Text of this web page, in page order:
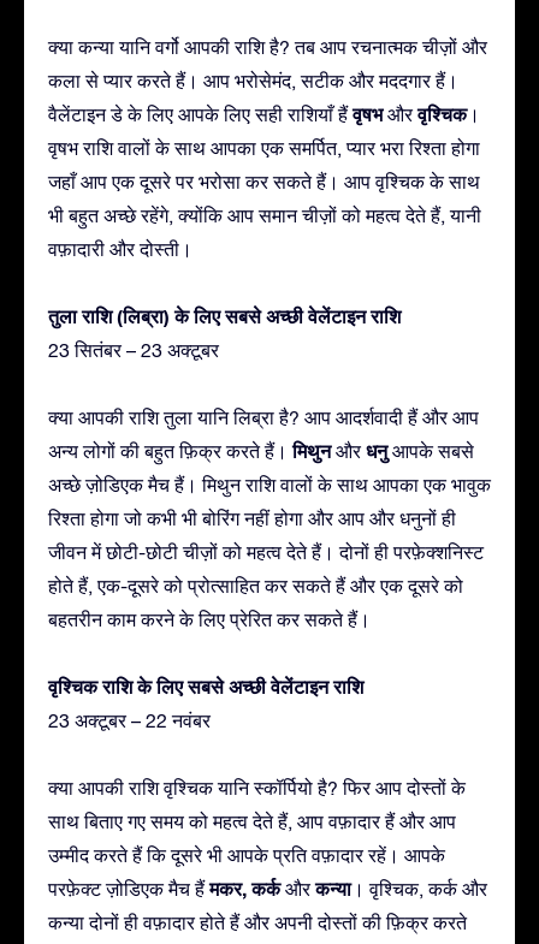
क्या कन्या यानि वर्गो आपकी राशि है? तब आप रचनात्मक चीज़ों और
कला से प्यार करते हैं। आप भरोसेमंद, सटीक और मददगार हैं।
वैलेंटाइन डे के लिए आपके लिए सही राशियाँ हैंवृषभऔरवृश्चिक।
वृषभ राशि वालों के साथ आपका एक समर्पित, प्यार भरा रिश्ता होगा
जहाँ आप एक दूसरे पर भरोसा कर सकते हैं। आप वृश्चिक के साथ
भी बहुत अच्छे रहेंगे, क्योंकि आप समान चीज़ों को महत्व देते हैं, यानी
वफ़ादारी और दोस्ती।
तुला राशि (लिब्रा) के लिए सबसे अच्छी वेलेंटाइन राशि
23 सितंबर – 23 अक्टूबर
क्या आपकी राशि तुला यानि लिब्रा है? आप आदर्शवादी हैं और आप
अन्य लोगों की बहुत फ़िक्र करते हैं।मिथुनऔरधनुआपके सबसे
अच्छे ज़ोडिएक मैच हैं। मिथुन राशि वालों के साथ आपका एक भावुक
रिश्ता होगा जो कभी भी बोरिंग नहीं होगा और आप और धनुनों ही
जीवन में छोटी-छोटी चीज़ों को महत्व देते हैं। दोनों ही परफ़ेक्शनिस्ट
होते हैं, एक-दूसरे को प्रोत्साहित कर सकते हैं और एक दूसरे को
बहतरीन काम करने के लिए प्रेरित कर सकते हैं।
वृश्चिक राशि के लिए सबसे अच्छी वेलेंटाइन राशि
23 अक्टूबर – 22 नवंबर
क्या आपकी राशि वृश्चिक यानि स्कॉर्पियो है? फिर आप दोस्तों के
साथ बिताए गए समय को महत्व देते हैं, आप वफ़ादार हैं और आप
उम्मीद करते हैं कि दूसरे भी आपके प्रति वफ़ादार रहें। आपके
परफ़ेक्ट ज़ोडिएक मैच हैंमकर, कर्कऔरकन्या। वृश्चिक, कर्क और
कन्या दोनों ही वफ़ादार होते हैं और अपनी दोस्तों की फ़िक्र करते